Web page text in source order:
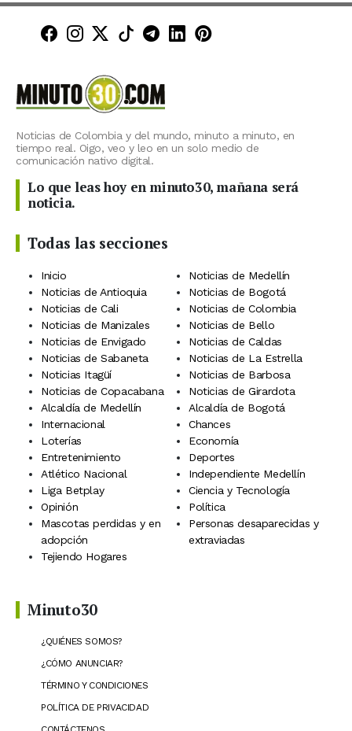
Minuto30 en Facebook
Minuto30 en Instagram
Minuto30 en X (Twitter)
Minuto30 en TikTok
Canal de Minuto30 en
Minuto30 en LinkedIn
Minuto30 en
Noticias de Colombia y del mundo, minuto a minuto, en
tiempo real. Oigo, veo y leo en un solo medio de
comunicación nativo digital.
Lo que leas hoy en minuto30, mañana será
noticia.
Todas las secciones
Inicio
Noticias de Medellín
Noticias de Antioquia
Noticias de Bogotá
Noticias de Cali
Noticias de Colombia
Noticias de Manizales
Noticias de Bello
Noticias de Envigado
Noticias de Caldas
Noticias de Sabaneta
Noticias de La Estrella
Noticias Itagüí
Noticias de Barbosa
Noticias de Copacabana
Noticias de Girardota
Alcaldía de Medellín
Alcaldía de Bogotá
Internacional
Chances
Loterías
Economía
Entretenimiento
Deportes
Atlético Nacional
Independiente Medellín
Liga Betplay
Ciencia y Tecnología
Opinión
Política
Mascotas perdidas y en
adopción
Personas desaparecidas y
extraviadas
Tejiendo Hogares
Minuto30
¿QUIÉNES SOMOS?
¿CÓMO ANUNCIAR?
TÉRMINO Y CONDICIONES
POLÍTICA DE PRIVACIDAD